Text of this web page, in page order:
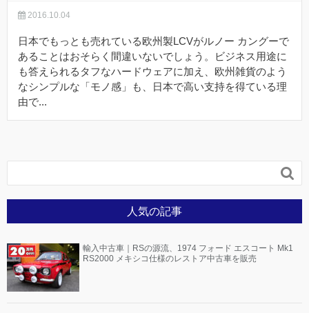
2016.10.04
日本でもっとも売れている欧州製LCVがルノー カングーで
あることはおそらく間違いないでしょう。ビジネス用途に
も答えられるタフなハードウェアに加え、欧州雑貨のよう
なシンプルな「モノ感」も、日本で高い支持を得ている理
由で...

人気の記事
輸入中古車｜RSの源流、1974 フォード エスコート Mk1
RS2000 メキシコ仕様のレストア中古車を販売